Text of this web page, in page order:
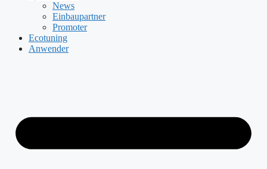
News
Einbaupartner
Promoter
Ecotuning
Anwender